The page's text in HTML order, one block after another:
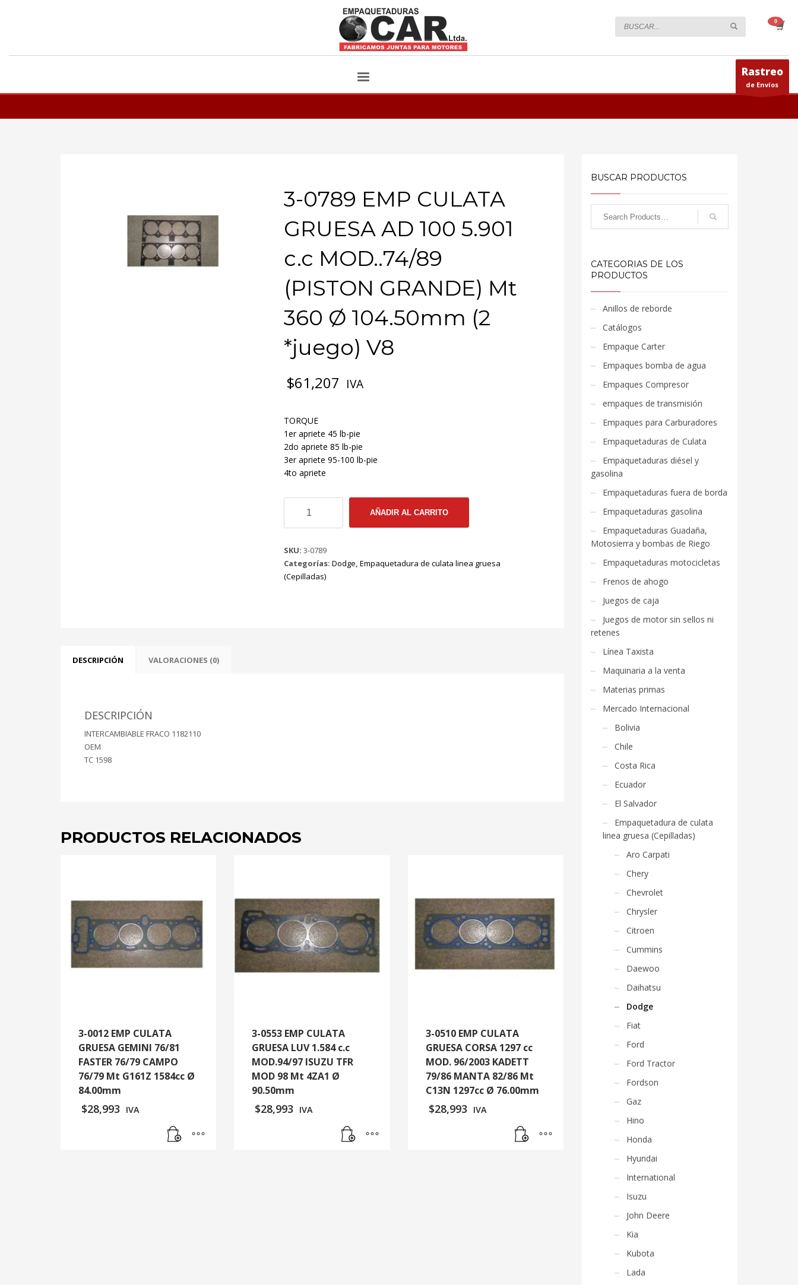
Rastreo
de Envíos
3-0789 EMP CULATA
GRUESA AD 100 5.901
c.c MOD..74/89
(PISTON GRANDE) Mt
360 Ø 104.50mm (2
*juego) V8
$61,207 IVA
TORQUE
1er apriete 45 lb-pie
2do apriete 85 lb-pie
3er apriete 95-100 lb-pie
4to apriete
EMP
GRUESA
AD
100
AÑADIR AL CARRITO
SKU:3-0789
Categorías:Dodge,Empaquetadura de culata linea gruesa
(Cepilladas)
DESCRIPCIÓN VALORACIONES (0)
DESCRIPCIÓN
INTERCAMBIABLE FRACO 1182110
OEM
TC 1598
PRODUCTOS RELACIONADOS
3-0012 EMP CULATA
GRUESA GEMINI 76/81
FASTER 76/79 CAMPO
76/79 Mt G161Z 1584cc Ø
84.00mm
$28,993 IVA
3-0553 EMP CULATA
GRUESA LUV 1.584 c.c
MOD.94/97 ISUZU TFR
MOD 98 Mt 4ZA1 Ø
90.50mm
$28,993 IVA
3-0510 EMP CULATA
GRUESA CORSA 1297 cc
MOD. 96/2003 KADETT
79/86 MANTA 82/86 Mt
C13N 1297cc Ø 76.00mm
$28,993 IVA
BUSCAR PRODUCTOS
CATEGORIAS DE LOS
PRODUCTOS
Anillos de reborde
Catálogos
Empaque Carter
Empaques bomba de agua
Empaques Compresor
empaques de transmisión
Empaques para Carburadores
Empaquetaduras de Culata
Empaquetaduras diésel y
gasolina
Empaquetaduras fuera de borda
Empaquetaduras gasolina
Empaquetaduras Guadaña,
Motosierra y bombas de Riego
Empaquetaduras motocicletas
Frenos de ahogo
Juegos de caja
Juegos de motor sin sellos ni
retenes
Línea Taxista
Maquinaria a la venta
Materias primas
Mercado Internacional
Bolivia
Chile
Costa Rica
Ecuador
El Salvador
Empaquetadura de culata
linea gruesa (Cepilladas)
Aro Carpati
Chery
Chevrolet
Chrysler
Citroen
Cummins
Daewoo
Daihatsu
Dodge
Fiat
Ford
Ford Tractor
Fordson
Gaz
Hino
Honda
Hyundai
International
Isuzu
John Deere
Kia
Kubota
Lada